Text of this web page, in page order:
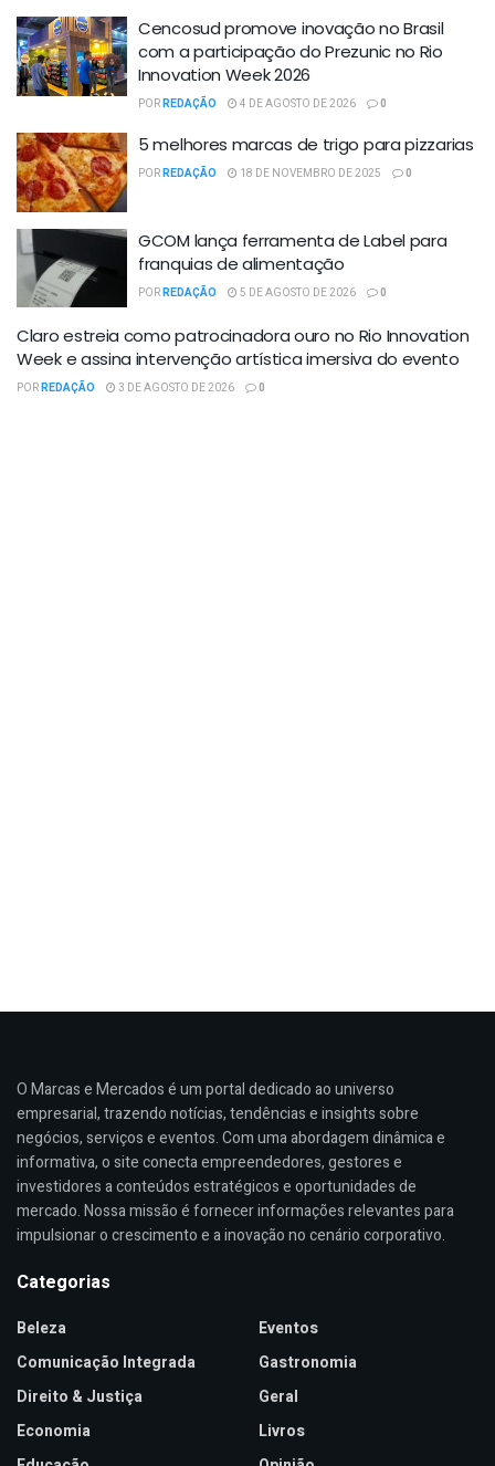
Cencosud promove inovação no Brasil
com a participação do Prezunic no Rio
Innovation Week 2026
PORREDAÇÃO 4 DE AGOSTO DE 2026 0
5 melhores marcas de trigo para pizzarias
PORREDAÇÃO 18 DE NOVEMBRO DE 2025 0
GCOM lança ferramenta de Label para
franquias de alimentação
PORREDAÇÃO 5 DE AGOSTO DE 2026 0
Claro estreia como patrocinadora ouro no Rio Innovation
Week e assina intervenção artística imersiva do evento
PORREDAÇÃO 3 DE AGOSTO DE 2026 0
O Marcas e Mercados é um portal dedicado ao universo
empresarial, trazendo notícias, tendências e insights sobre
negócios, serviços e eventos. Com uma abordagem dinâmica e
informativa, o site conecta empreendedores, gestores e
investidores a conteúdos estratégicos e oportunidades de
mercado. Nossa missão é fornecer informações relevantes para
impulsionar o crescimento e a inovação no cenário corporativo.
Categorias
Beleza
Comunicação Integrada
Direito & Justiça
Economia
Eventos
Gastronomia
Geral
Livros